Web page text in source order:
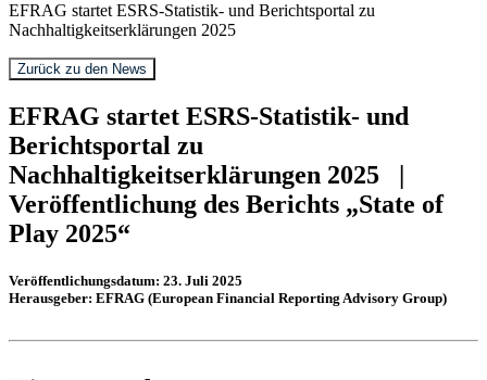
EFRAG startet ESRS-Statistik- und Berichtsportal zu
Nachhaltigkeitserklärungen 2025
Zurück zu den News
EFRAG startet ESRS-Statistik- und
Berichtsportal zu
Nachhaltigkeitserklärungen 2025 |
Veröffentlichung des Berichts „State of
Play 2025“
Veröffentlichungsdatum: 23. Juli 2025
Herausgeber: EFRAG (European Financial Reporting Advisory Group)